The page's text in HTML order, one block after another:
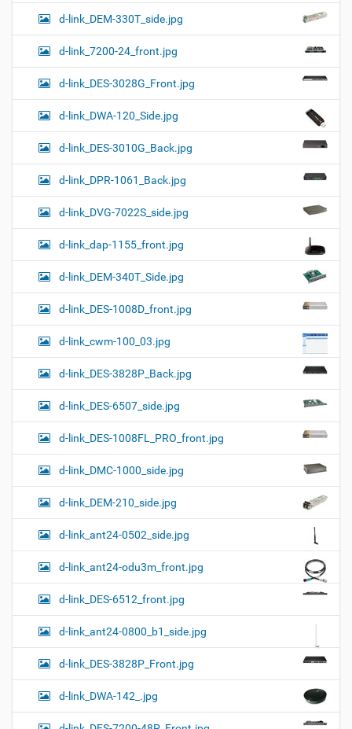
d-link_DEM-330T_side.jpg
d-link_7200-24_front.jpg
d-link_DES-3028G_Front.jpg
d-link_DWA-120_Side.jpg
d-link_DES-3010G_Back.jpg
d-link_DPR-1061_Back.jpg
d-link_DVG-7022S_side.jpg
d-link_dap-1155_front.jpg
d-link_DEM-340T_Side.jpg
d-link_DES-1008D_front.jpg
d-link_cwm-100_03.jpg
d-link_DES-3828P_Back.jpg
d-link_DES-6507_side.jpg
d-link_DES-1008FL_PRO_front.jpg
d-link_DMC-1000_side.jpg
d-link_DEM-210_side.jpg
d-link_ant24-0502_side.jpg
d-link_ant24-odu3m_front.jpg
d-link_DES-6512_front.jpg
d-link_ant24-0800_b1_side.jpg
d-link_DES-3828P_Front.jpg
d-link_DWA-142_.jpg